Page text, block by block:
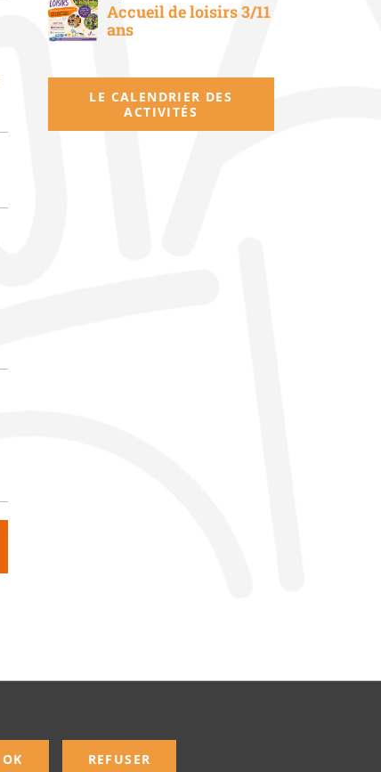
Accueil de loisirs 3/11
ans
LE CALENDRIER DES
ACTIVITÉS
OK REFUSER